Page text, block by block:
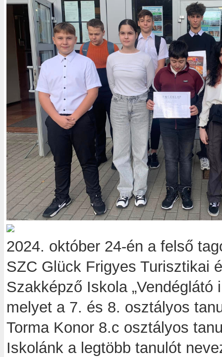
2024. október 24-én a felső
SZC Glück Frigyes Turisztikai
Szakképző Iskola
melyet a 7. és 8. osztályos
Torma Konor 8.c osztályos
Iskolánk a legtöbb tanulót